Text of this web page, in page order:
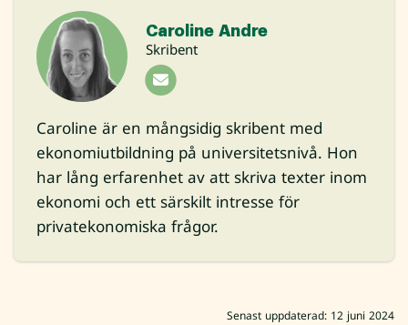
Caroline Andre
Skribent
Caroline är en mångsidig skribent med
ekonomiutbildning på universitetsnivå. Hon
har lång erfarenhet av att skriva texter inom
ekonomi och ett särskilt intresse för
privatekonomiska frågor.
Senast uppdaterad: 12 juni 2024